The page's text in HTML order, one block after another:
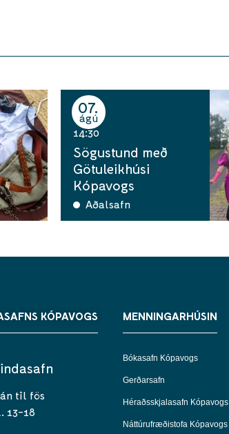
07
ágú
14:30
Sögustund með
Götuleikhúsi
Kópavogs
Aðalsafn
KÓPAVOGS
til fös
13-18
MENNINGARHÚSIN
Bókasafn Kópavogs
Gerðarsafn
Héraðsskjalasafn Kópavogs
Náttúrufræðistofa Kópavogs